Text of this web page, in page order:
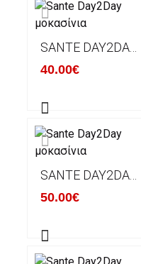
SANTE DAY2DAY ΜΟΚΑΣΊΝΙΑ
40.00€
SANTE DAY2DAY ΜΟΚΑΣΊΝΙΑ
50.00€